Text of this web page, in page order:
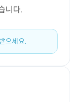
니다.
으세요.